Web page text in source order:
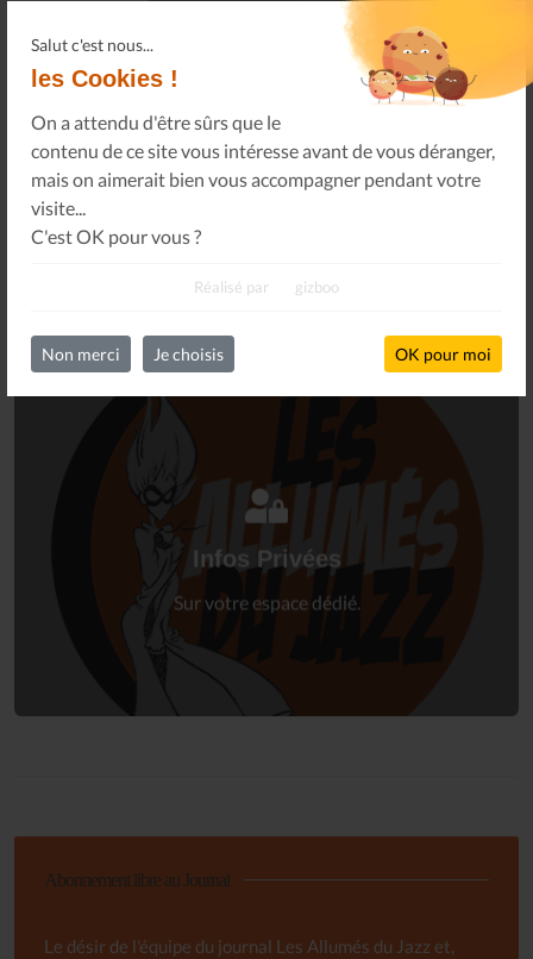
Salut c'est nous...
les Cookies !
On a attendu d'être sûrs que le
contenu de ce site vous intéresse avant de vous déranger,
mais on aimerait bien vous accompagner pendant votre
visite...
C'est OK pour vous ?
Réalisé par gizboo
Non merci Je choisis OK pour moi
Oops !Un problème sur le partage !
Un petit geste pour
Infos Privées
Sur votre espace dédié.
Connectez-vous
Abonnement libre au Journal
Le désir de l'équipe du journal Les Allumés du Jazz et,